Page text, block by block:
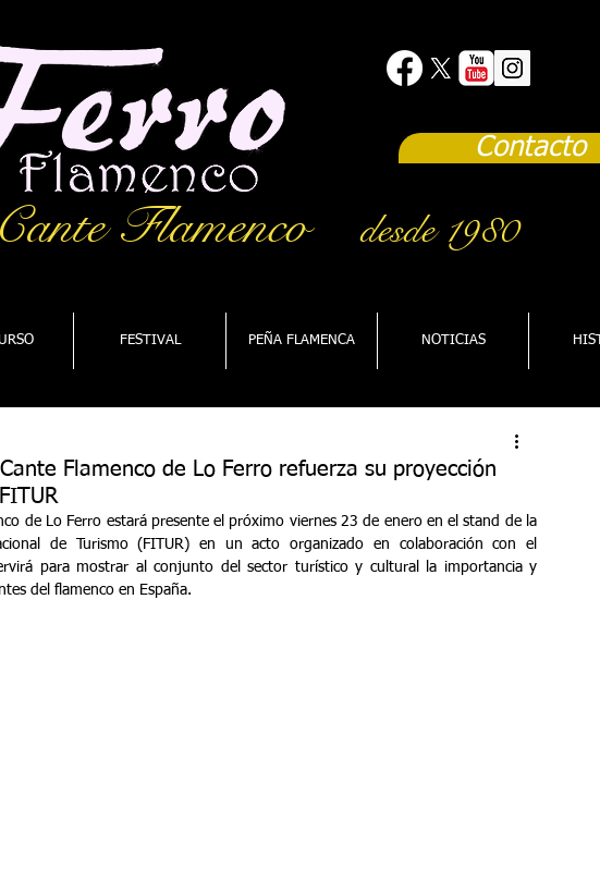
Contacto
Flamencodesde 1980
FESTIVAL PEÑA FLAMENCA NOTICIAS
Flamenco de Lo Ferro refuerza su proyección
de Lo Ferro estará presente el próximo viernes 23 de enero en el stand de la
de Turismo (FITUR) en un acto organizado en colaboración con el
para mostrar al conjunto del sector turístico y cultural la importancia y
del flamenco en España.